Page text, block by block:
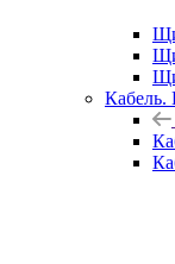
Кабель.